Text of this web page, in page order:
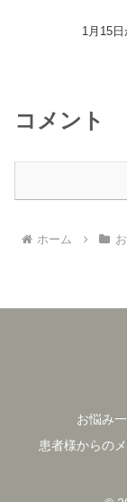
1月15
コメント
ホーム
お悩み
患者様からの